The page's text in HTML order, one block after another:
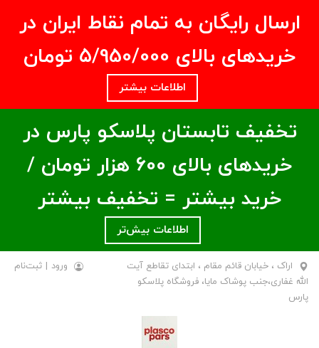
ارسال رایگان به تمام نقاط ایران در
خریدهای بالای ۵/950/000 تومان
اطلاعات بیشتر
تخفیف تابستان پلاسکو پارس در
خریدهای بالای ۶00 هزار تومان /
خرید بیشتر = تخفیف بیشتر
اطلاعات بیش‌تر
اراک ، خیابان قائم مقام ، ابتدای تقاطع آیت
الله غفاری،جنب پوشاک مایا، فروشگاه پلاسکو
پارس
ورود | ثبت‌نام